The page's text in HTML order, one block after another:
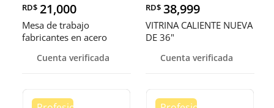
RD$ 21,000
Mesa de trabajo
fabricantes en acero
Cuenta verificada
RD$ 38,999
VITRINA CALIENTE NUEVA
DE 36"
Cuenta verificada